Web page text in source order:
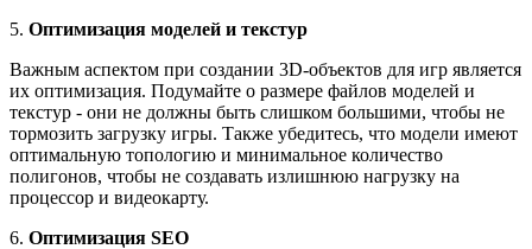
5. Оптимизация моделей и текстур
Важным аспектом при создании 3D-объектов для игр является
их оптимизация. Подумайте о размере файлов моделей и
текстур - они не должны быть слишком большими, чтобы не
тормозить загрузку игры. Также убедитесь, что модели имеют
оптимальную топологию и минимальное количество
полигонов, чтобы не создавать излишнюю нагрузку на
процессор и видеокарту.
6. Оптимизация SEO